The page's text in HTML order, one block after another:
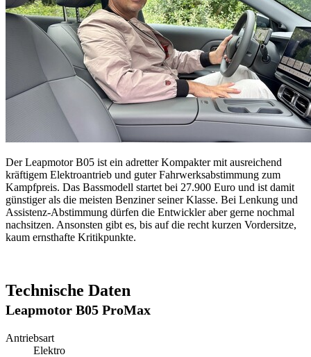
Der Leapmotor B05 ist ein adretter Kompakter mit ausreichend
kräftigem Elektroantrieb und guter Fahrwerksabstimmung zum
Kampfpreis. Das Bassmodell startet bei 27.900 Euro und ist damit
günstiger als die meisten Benziner seiner Klasse. Bei Lenkung und
Assistenz-Abstimmung dürfen die Entwickler aber gerne nochmal
nachsitzen. Ansonsten gibt es, bis auf die recht kurzen Vordersitze,
kaum ernsthafte Kritikpunkte.
Technische Daten
Leapmotor B05 ProMax
Antriebsart
Elektro